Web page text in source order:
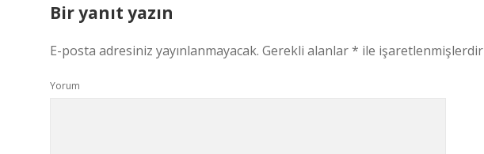
Bir yanıt yazın
E-posta adresiniz yayınlanmayacak. Gerekli alanlar* ile işaretlenmişlerdir
Yorum